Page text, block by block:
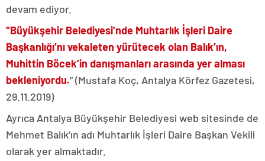
devam ediyor.
“Büyükşehir Belediyesi’nde Muhtarlık İşleri Daire
Başkanlığı’nı vekaleten yürütecek olan Balık’ın,
Muhittin Böcek’in danışmanları arasında yer alması
bekleniyordu.” (Mustafa Koç, Antalya Körfez Gazetesi,
29.11.2019)
Ayrıca Antalya Büyükşehir Belediyesi web sitesinde de
Mehmet Balık’ın adı Muhtarlık İşleri Daire Başkan Vekili
olarak yer almaktadır.